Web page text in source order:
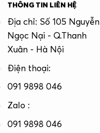
THÔNG TIN LIÊN HỆ
Địa chỉ: Số 105 Nguyễn
Ngọc Nại - Q.Thanh
Xuân - Hà Nội
Điện thoại:
091 9898 046
Zalo :
091 9898 046